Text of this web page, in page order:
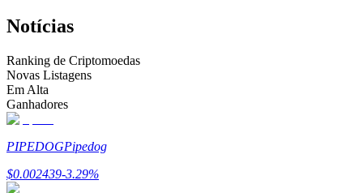
Análise de big data, incluindo informações comerciais, etc.
Notícias
Ranking de Criptomoedas
Novas Listagens
Em Alta
Ganhadores
PIPEDOGPipedog
$0.002439-3.29%